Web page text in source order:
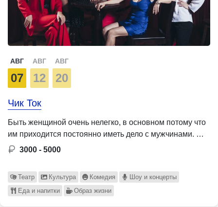
АВГ
07
АВГ
12
АВГ
20
Чик Ток
Быть женщиной очень нелегко, в основном потому что
им приходится постоянно иметь дело с мужчинами. …
3000 - 5000
Театр Культура Комедия
Шоу и концерты
Еда и напитки
Образ жизни